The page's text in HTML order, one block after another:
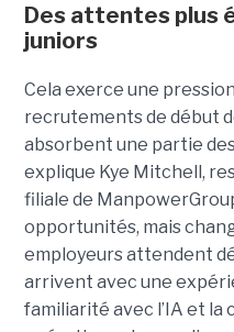
Des attentes plus
juniors
Cela exerce une
recrutements de début
absorbent une partie
explique Kye Mitchell,
filiale de
opportunités, mais
employeurs attendent
arrivent avec une
familiarité avec l’IA et